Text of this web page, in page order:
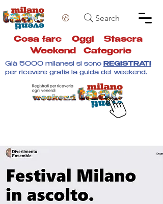
Search
Cosa fare Oggi Stasera
Weekend
Categorie
Già 5000 milanesi si sono REGISTRATI
per ricevere gratis la guida del weekend.